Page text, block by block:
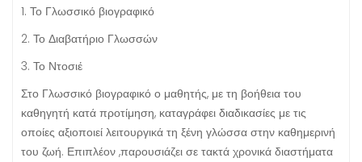
1. Το Γλωσσικό βιογραφικό
2. Το Διαβατήριο Γλωσσών
3. Το Ντοσιέ
Στο Γλωσσικό βιογραφικό ο μαθητής, με τη βοήθεια του
καθηγητή κατά προτίμηση, καταγράφει διαδικασίες με τις
οποίες αξιοποιεί λειτουργικά τη ξένη γλώσσα στην καθημερινή
του ζωή. Επιπλέον ,παρουσιάζει σε τακτά χρονικά διαστήματα